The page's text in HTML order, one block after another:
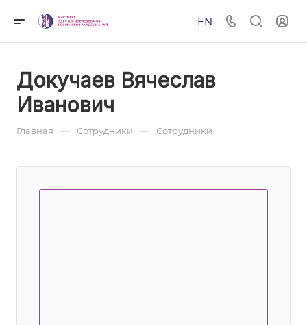
EN
Докучаев Вячеслав
Иванович
Главная — Сотрудники — Сотрудники